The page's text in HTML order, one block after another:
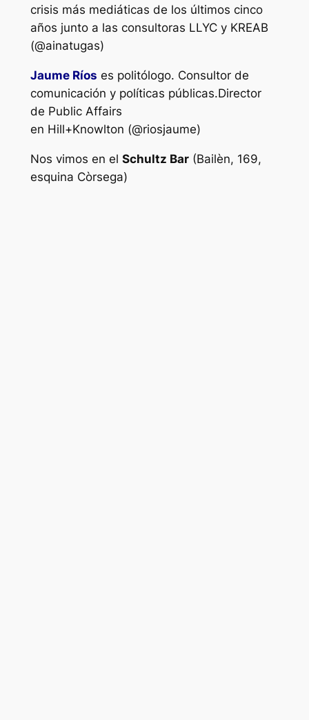
crisis más mediáticas de los últimos cinco
años junto a las consultoras LLYC y KREAB
(@ainatugas)
Jaume Ríos es politólogo. Consultor de
comunicación y políticas públicas.Director
de Public Affairs
en Hill+Knowlton (@riosjaume)
Nos vimos en el Schultz Bar(Bailèn, 169,
esquina Còrsega)